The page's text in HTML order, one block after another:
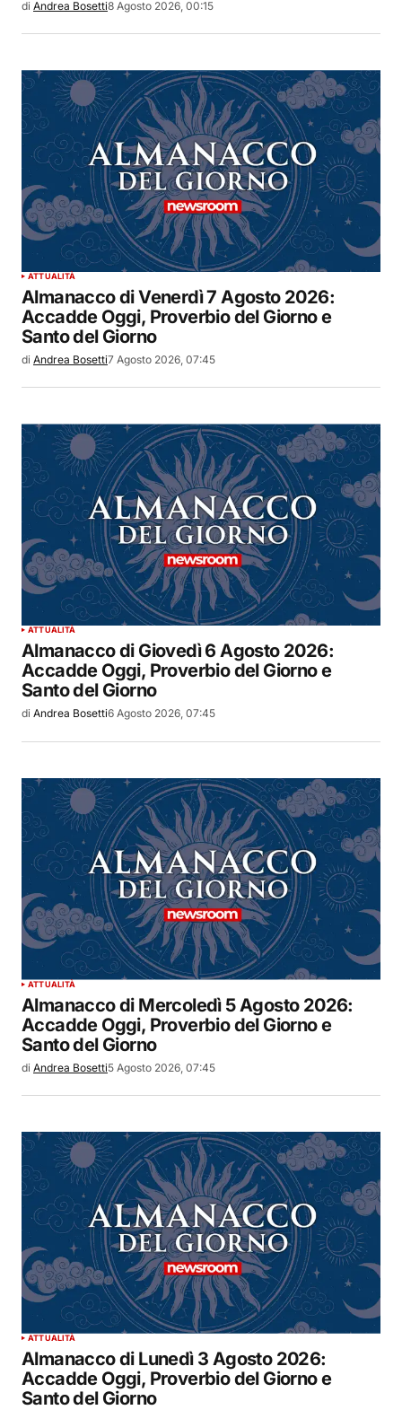
di Andrea Bosetti8 Agosto 2026, 00:15
ATTUALITÀ
Almanacco di Venerdì 7 Agosto 2026:
Accadde Oggi, Proverbio del Giorno e
Santo del Giorno
di Andrea Bosetti7 Agosto 2026, 07:45
ATTUALITÀ
Almanacco di Giovedì 6 Agosto 2026:
Accadde Oggi, Proverbio del Giorno e
Santo del Giorno
di Andrea Bosetti6 Agosto 2026, 07:45
ATTUALITÀ
Almanacco di Mercoledì 5 Agosto 2026:
Accadde Oggi, Proverbio del Giorno e
Santo del Giorno
di Andrea Bosetti5 Agosto 2026, 07:45
ATTUALITÀ
Almanacco di Lunedì 3 Agosto 2026:
Accadde Oggi, Proverbio del Giorno e
Santo del Giorno